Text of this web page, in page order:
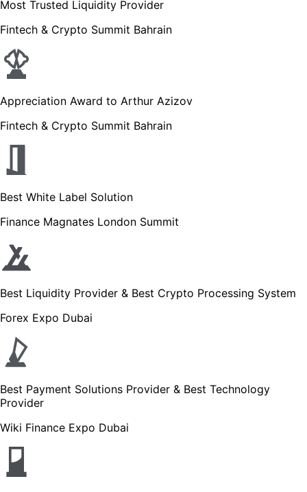
Most Trusted Liquidity Provider
Fintech & Crypto Summit Bahrain
Appreciation Award to Arthur Azizov
Fintech & Crypto Summit Bahrain
Best White Label Solution
Finance Magnates London Summit
Best Liquidity Provider & Best Crypto Processing System
Forex Expo Dubai
Best Payment Solutions Provider & Best Technology
Provider
Wiki Finance Expo Dubai